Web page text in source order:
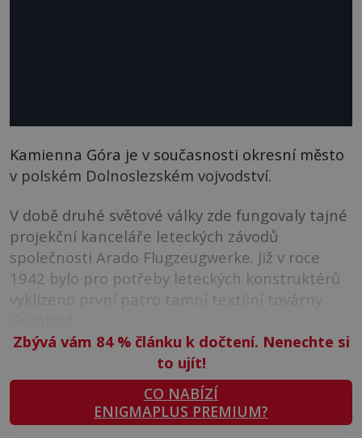
Kamienna Góra je v současnosti okresní město
v polském Dolnoslezském vojvodství.
V době druhé světové války zde fungovaly tajné
projekční kanceláře leteckých závodů
společnosti Arado Flugzeugwerke. Již v roce
1942 bylo pro potřeby leteckých konstruktérů
vyklizeno první patro tamní textilní továrny
Zbývá vám 84 %článku k dočtení. Nenechte si
to ujít!
CO NABÍZÍ
ENIGMAPLUS PREMIUM?